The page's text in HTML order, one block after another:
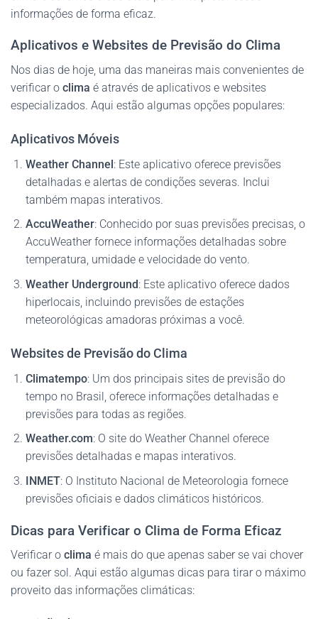
informações de forma eficaz.
Aplicativos e Websites de Previsão do Clima
Nos dias de hoje, uma das maneiras mais convenientes de
verificar o clima é através de aplicativos e websites
especializados. Aqui estão algumas opções populares:
Aplicativos Móveis
Weather Channel: Este aplicativo oferece previsões
detalhadas e alertas de condições severas. Inclui
também mapas interativos.
AccuWeather: Conhecido por suas previsões precisas, o
AccuWeather fornece informações detalhadas sobre
temperatura, umidade e velocidade do vento.
Weather Underground: Este aplicativo oferece dados
hiperlocais, incluindo previsões de estações
meteorológicas amadoras próximas a você.
Websites de Previsão do Clima
Climatempo: Um dos principais sites de previsão do
tempo no Brasil, oferece informações detalhadas e
previsões para todas as regiões.
Weather.com: O site do Weather Channel oferece
previsões detalhadas e mapas interativos.
INMET: O Instituto Nacional de Meteorologia fornece
previsões oficiais e dados climáticos históricos.
Dicas para Verificar o Clima de Forma Eficaz
Verificar o clima é mais do que apenas saber se vai chover
ou fazer sol. Aqui estão algumas dicas para tirar o máximo
proveito das informações climáticas: